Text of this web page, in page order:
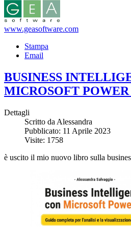
www.geasoftware.com
Stampa
Email
BUSINESS
MICROSOFT
Dettagli
Scritto da Alessandra
Pubblicato: 11 Aprile 2023
Visite: 1758
è uscito il mio nuovo libro sulla